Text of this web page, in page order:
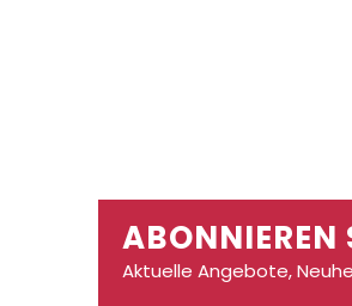
ABONNIEREN
Aktuelle Angebote,